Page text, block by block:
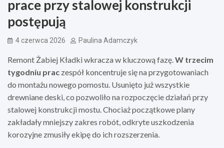
prace przy stalowej konstrukcji
postępują
4 czerwca 2026 Paulina Adamczyk
Remont Żabiej Kładki wkracza w kluczową fazę.W trzecim
tygodniu prac zespół koncentruje się na przygotowaniach
do montażu nowego pomostu. Usunięto już wszystkie
drewniane deski, co pozwoliło na rozpoczęcie działań przy
stalowej konstrukcji mostu. Chociaż początkowe plany
zakładały mniejszy zakres robót, odkryte uszkodzenia
korozyjne zmusiły ekipę do ich rozszerzenia.